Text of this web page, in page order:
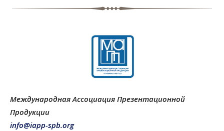
Международная Ассоциация Презентационной
Продукции
info@iapp-spb.org